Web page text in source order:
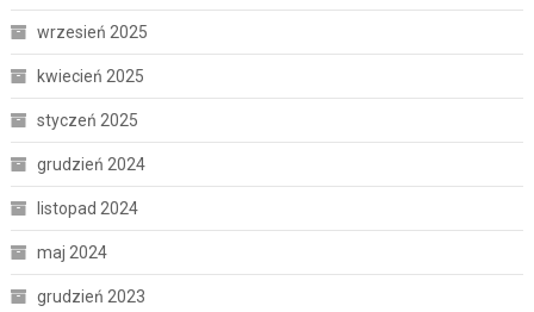
wrzesień 2025
kwiecień 2025
styczeń 2025
grudzień 2024
listopad 2024
maj 2024
grudzień 2023